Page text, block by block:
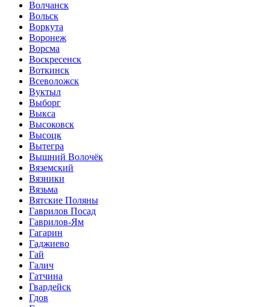
Волчанск
Вольск
Воркута
Воронеж
Ворсма
Воскресенск
Воткинск
Всеволожск
Вуктыл
Выборг
Выкса
Высоковск
Высоцк
Вытегра
Вышний Волочёк
Вяземский
Вязники
Вязьма
Вятские Поляны
Гаврилов Посад
Гаврилов-Ям
Гагарин
Гаджиево
Гай
Галич
Гатчина
Гвардейск
Гдов